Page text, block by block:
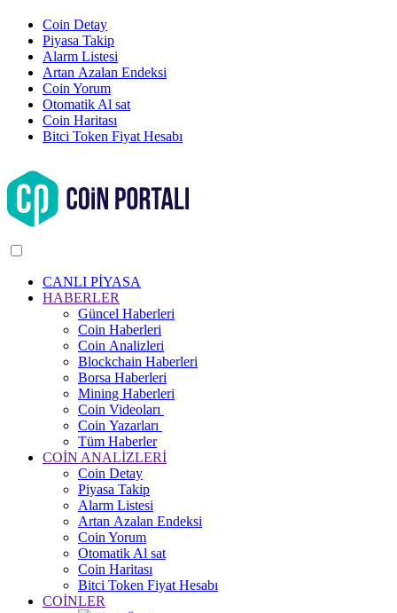
Coin Detay
Piyasa Takip
Alarm Listesi
Artan Azalan Endeksi
Coin Yorum
Otomatik Al sat
Coin Haritası
Bitci Token Fiyat Hesabı
CANLI PİYASA
HABERLER
Güncel Haberleri
Coin Haberleri
Coin Analizleri
Blockchain Haberleri
Borsa Haberleri
Mining Haberleri
Coin Videoları
Coin Yazarları
Tüm Haberler
COİN ANALİZLERİ
Coin Detay
Piyasa Takip
Alarm Listesi
Artan Azalan Endeksi
Coin Yorum
Otomatik Al sat
Coin Haritası
Bitci Token Fiyat Hesabı
COİNLER